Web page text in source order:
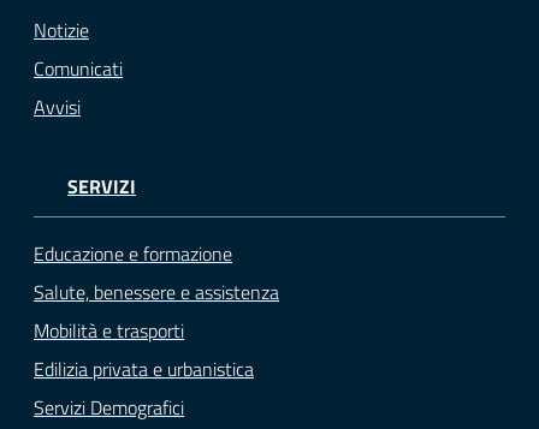
Seguici
Notizie
Comunicati
Avvisi
SERVIZI
Educazione e formazione
Salute, benessere e assistenza
Mobilità e trasporti
Edilizia privata e urbanistica
Servizi Demografici